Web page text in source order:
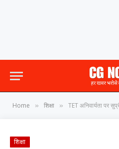
Home » शिक्षा » TET अनिवार्यता पर सुप्रीम कोर्ट के फैसले से
शिक्षा